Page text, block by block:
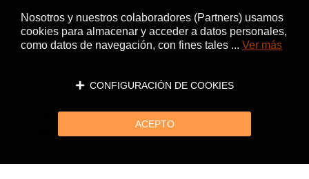
Nosotros y nuestros colaboradores (Partners) usamos
cookies para almacenar y acceder a datos personales,
como datos de navegación, con fines tales ... Ver más
CONFIGURACIÓN DE COOKIES
ACEPTO